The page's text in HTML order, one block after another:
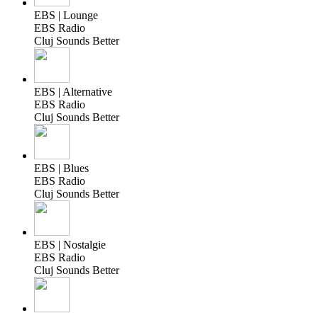
EBS | Lounge
EBS Radio
Cluj Sounds Better
EBS | Alternative
EBS Radio
Cluj Sounds Better
EBS | Blues
EBS Radio
Cluj Sounds Better
EBS | Nostalgie
EBS Radio
Cluj Sounds Better